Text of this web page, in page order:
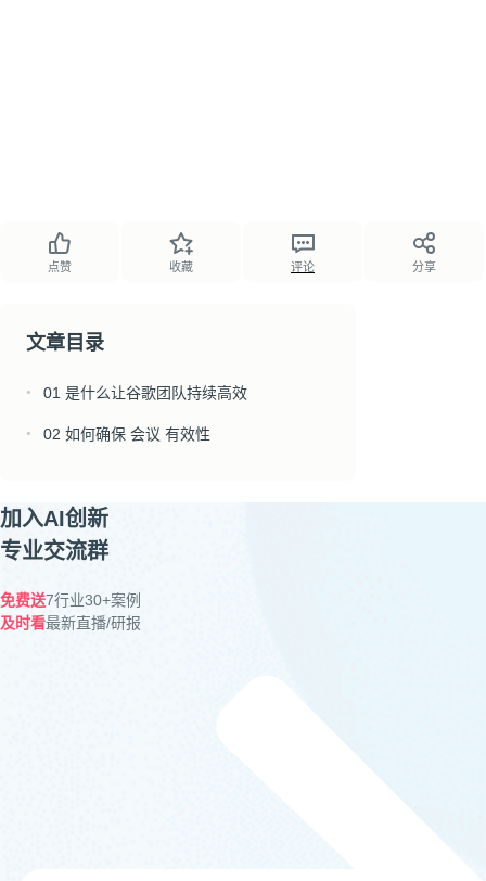
点赞 收藏 评论 分享
文章目录
● 01 是什么让谷歌团队持续高效
● 02 如何确保 会议 有效性
加入AI创新
专业交流群
免费送7行业30+案例
及时看最新直播/研报